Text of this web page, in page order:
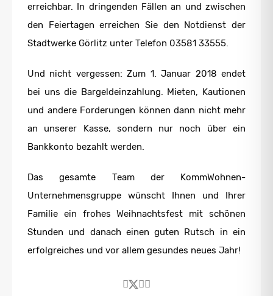
erreichbar. In dringenden Fällen an und zwischen
den Feiertagen erreichen Sie den Notdienst der
Stadtwerke Görlitz unter Telefon 03581 33555.
Und nicht vergessen: Zum 1. Januar 2018 endet
bei uns die Bargeldeinzahlung. Mieten, Kautionen
und andere Forderungen können dann nicht mehr
an unserer Kasse, sondern nur noch über ein
Bankkonto bezahlt werden.
Das gesamte Team der KommWohnen-
Unternehmensgruppe wünscht Ihnen und Ihrer
Familie ein frohes Weihnachtsfest mit schönen
Stunden und danach einen guten Rutsch in ein
erfolgreiches und vor allem gesundes neues Jahr!